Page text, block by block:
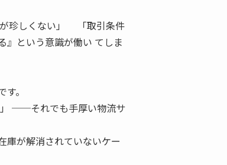
が珍しくない」 「取引条件
』という意識が働い てしま
。
」 ──それでも手厚い物流サ
庫が解消されていないケー